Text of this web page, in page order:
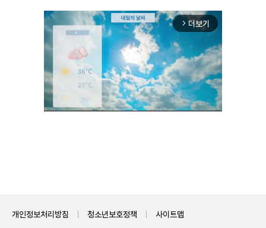
arrow_forward_ios 더보기
개인정보처리방침 청소년보호정책 사이트맵